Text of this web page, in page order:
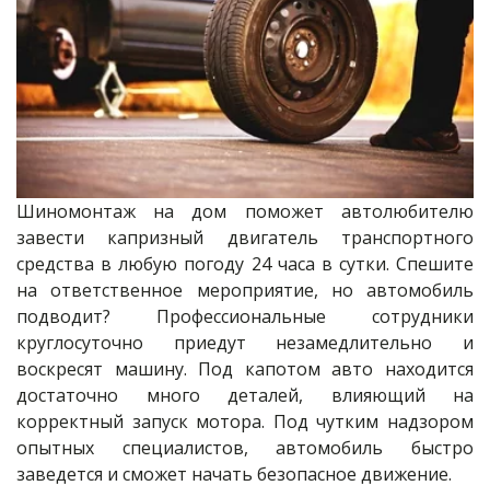
Шиномонтаж на дом поможет автолюбителю
завести капризный двигатель транспортного
средства в любую погоду 24 часа в сутки. Спешите
на ответственное мероприятие, но автомобиль
подводит? Профессиональные сотрудники
круглосуточно приедут незамедлительно и
воскресят машину. Под капотом авто находится
достаточно много деталей, влияющий на
корректный запуск мотора. Под чутким надзором
опытных специалистов, автомобиль быстро
заведется и сможет начать безопасное движение.